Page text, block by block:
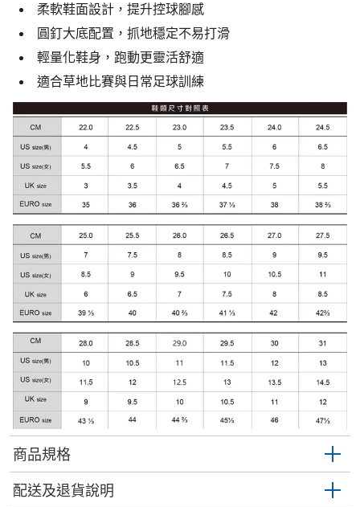
柔軟鞋面設計，提升控球腳感
圓釘大底配置，抓地穩定不易打滑
輕量化鞋身，跑動更靈活舒適
適合草地比賽與日常足球訓練
商品規格
配送及退貨說明